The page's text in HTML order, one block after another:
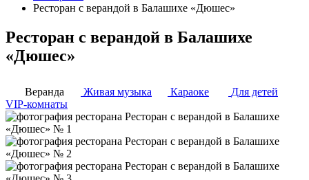
Ресторан с верандой в Балашихе «Дюшес»
Ресторан с верандой в Балашихе
«Дюшес»
Веранда Живая музыка Караоке
Для детей
VIP-комнаты